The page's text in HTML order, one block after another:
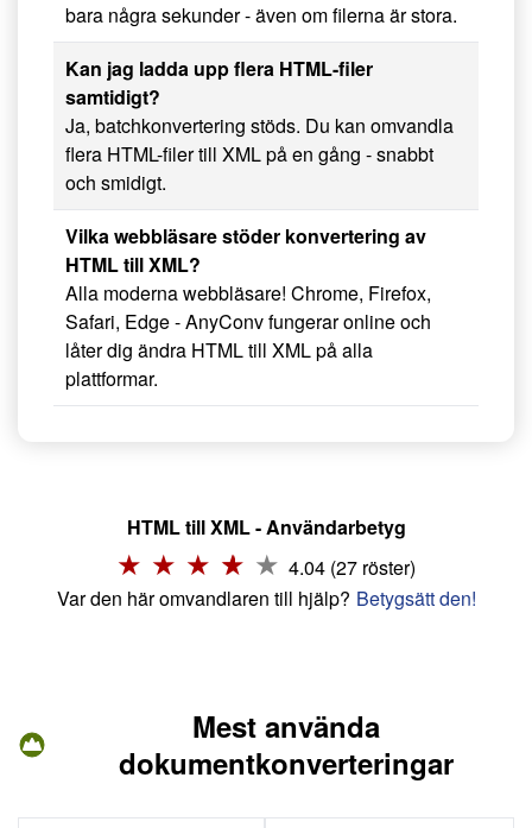
bara några sekunder - även om filerna är stora.
Kan jag ladda upp flera HTML-filer
samtidigt?
Ja, batchkonvertering stöds. Du kan omvandla
flera HTML-filer till XML på en gång - snabbt
och smidigt.
Vilka webbläsare stöder konvertering av
HTML till XML?
Alla moderna webbläsare! Chrome, Firefox,
Safari, Edge - AnyConv fungerar online och
låter dig ändra HTML till XML på alla
plattformar.
HTML till XML - Användarbetyg
4.04 (27 röster)
Var den här omvandlaren till hjälp? Betygsätt den!
Mest använda
dokumentkonverteringar